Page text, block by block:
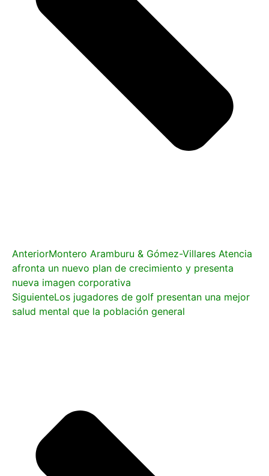
AnteriorMontero Aramburu & Gómez-Villares Atencia
afronta un nuevo plan de crecimiento y presenta
nueva imagen corporativa
SiguienteLos jugadores de golf presentan una mejor
salud mental que la población general